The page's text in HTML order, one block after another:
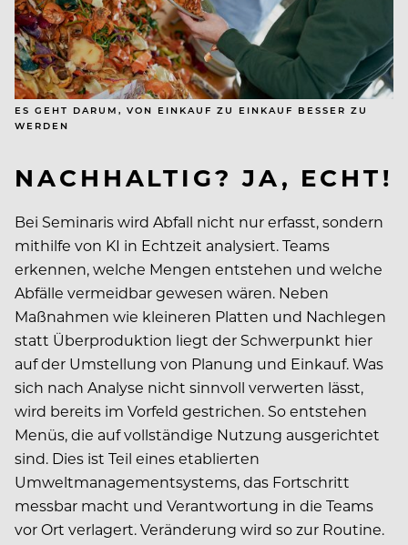
ES GEHT DARUM, VON EINKAUF ZU EINKAUF BESSER ZU
WERDEN
NACHHALTIG? JA, ECHT!
Bei Seminaris wird Abfall nicht nur erfasst, sondern
mithilfe von KI in Echtzeit analysiert. Teams
erkennen, welche Mengen entstehen und welche
Abfälle vermeidbar gewesen wären. Neben
Maßnahmen wie kleineren Platten und Nachlegen
statt Überproduktion liegt der Schwerpunkt hier
auf der Umstellung von Planung und Einkauf. Was
sich nach Analyse nicht sinnvoll verwerten lässt,
wird bereits im Vorfeld gestrichen. So entstehen
Menüs, die auf vollständige Nutzung ausgerichtet
sind. Dies ist Teil eines etablierten
Umweltmanagementsystems, das Fortschritt
messbar macht und Verantwortung in die Teams
vor Ort verlagert. Veränderung wird so zur Routine.